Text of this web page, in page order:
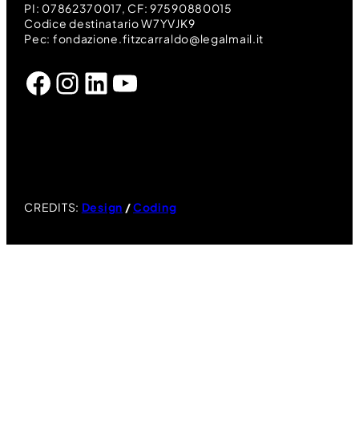
PI: 07862370017, CF: 97590880015
Codice destinatario W7YVJK9
Pec: fondazione.fitzcarraldo@legalmail.it
Facebook Instagram LinkedIn YouTube
CREDITS: Design /Coding